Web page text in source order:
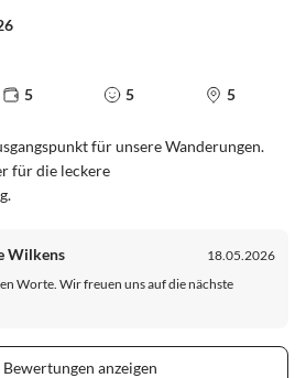
5 5 5
für unsere Wanderungen.
für die leckere
Wilkens
18.05.2026
Worte. Wir freuen uns auf die nächste
anzeigen